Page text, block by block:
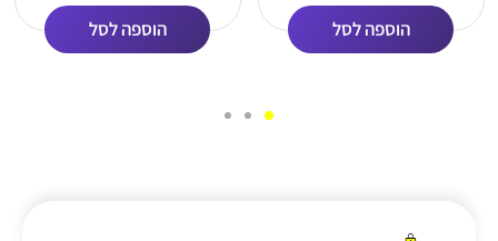
רחבה כולל כרטיס זיכרון
64g מקורי
הוספה לסל הוספה לסל